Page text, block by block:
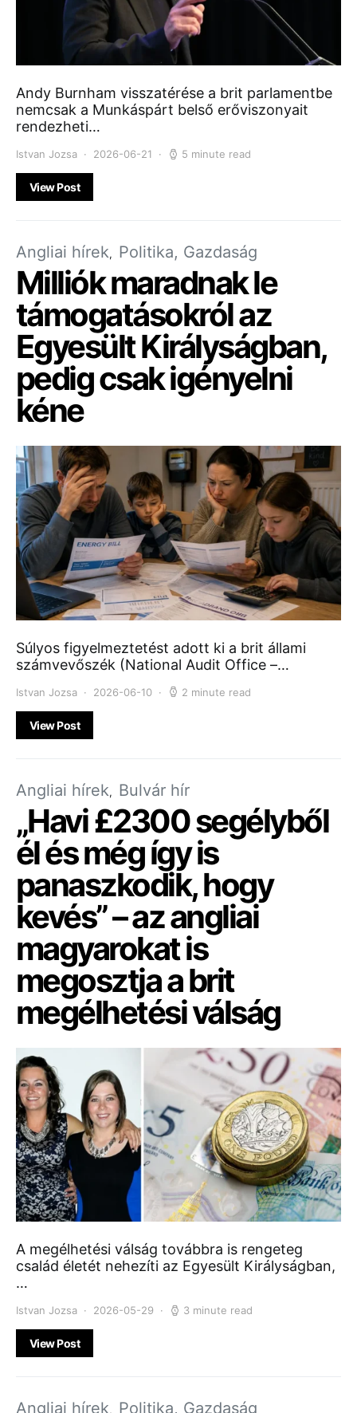
Andy Burnham visszatérése a brit parlamentbe
nemcsak a Munkáspárt belső erőviszonyait
rendezheti…
Istvan Jozsa 2026-06-21 5 minute read
View Post
Angliai hírek Politika, Gazdaság
Milliók maradnak le
támogatásokról az
Egyesült Királyságban,
pedig csak igényelni
kéne
Súlyos figyelmeztetést adott ki a brit állami
számvevőszék (National Audit Office –…
Istvan Jozsa 2026-06-10 2 minute read
View Post
Angliai hírek Bulvár hír
„Havi £2300 segélyből
él és még így is
panaszkodik, hogy
kevés” – az angliai
magyarokat is
megosztja a brit
megélhetési válság
A megélhetési válság továbbra is rengeteg
család életét nehezíti az Egyesült Királyságban,
…
Istvan Jozsa 2026-05-29 3 minute read
View Post
Angliai hírek Politika, Gazdaság